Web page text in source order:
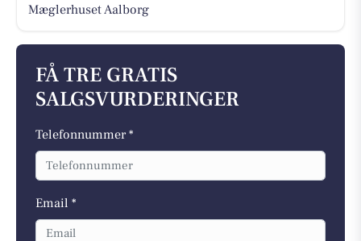
Mæglerhuset Aalborg
FÅ TRE GRATIS
SALGSVURDERINGER
Telefonnummer *
Email *